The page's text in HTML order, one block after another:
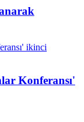
Konferansı'